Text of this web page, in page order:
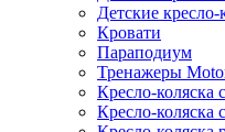
Детские
Кровати
Параподиум
Тренажеры
Кресло-коляска
Кресло-